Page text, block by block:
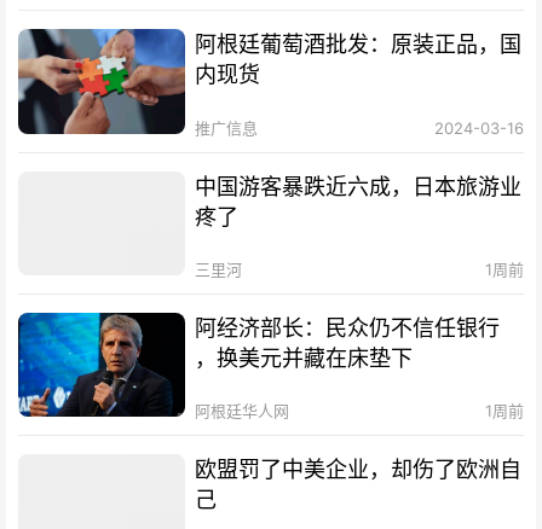
阿根廷葡萄酒批发：原装正品，国
内现货
推广信息 2024-03-16
中国游客暴跌近六成，日本旅游业
疼了
三里河 1周前
阿经济部长：民众仍不信任银行
，换美元并藏在床垫下
阿根廷华人网 1周前
欧盟罚了中美企业，却伤了欧洲自
己